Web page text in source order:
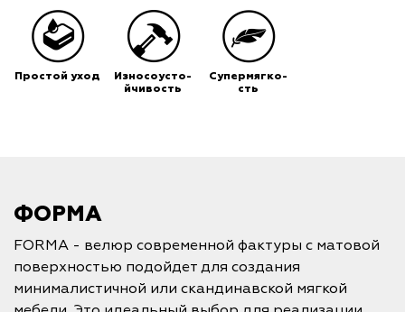
Простой уход
Износоусто-
йчивость
Супермягко-
сть
ФОРМА
FORMA - велюр современной фактуры с матовой
поверхностью подойдет для создания
минималистичной или скандинавской мягкой